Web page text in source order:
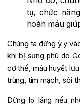
tụ, chức
hoàn máu
Chúng ta đừng ỷ y
khi bị sưng phù do
cơ thể, máu huyết
trùng, tim mạch, sỏi
Đừng lo lắng nếu